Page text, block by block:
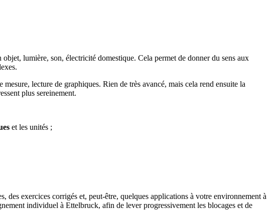
lumière, son, électricité domestique. Cela permet de donner du sens aux
lecture de graphiques. Rien de très avancé, mais cela rend ensuite la
plus sereinement.
et les unités ;
des exercices corrigés et, peut-être, quelques applications à votre environnement à
individuel à Ettelbruck, afin de lever progressivement les blocages et de